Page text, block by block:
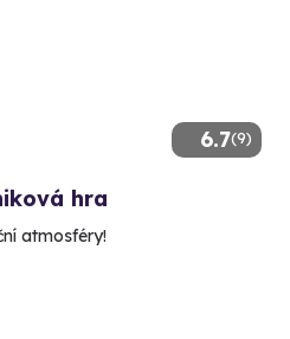
6.7(9)
hra
atmosféry!